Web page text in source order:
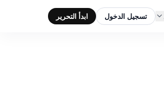
تسجيل الدخول ابدأ التحرير